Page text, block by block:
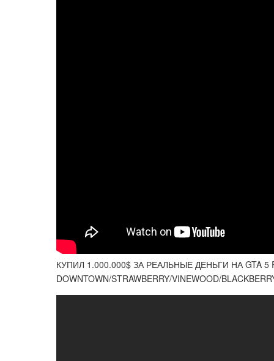
КУПИЛ 1.000.000$ ЗА РЕАЛЬНЫЕ ДЕНЬГИ НА GTA 5
DOWNTOWN/STRAWBERRY/VINEWOOD/